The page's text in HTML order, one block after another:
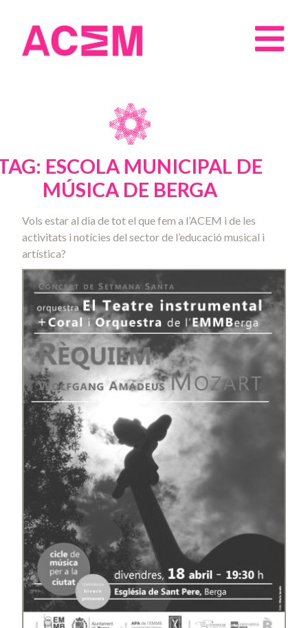
ESCOLA MUNICIPAL DE
MÚSICA DE BERGA
Vols estar al dia de tot el que fem a l’ACEM i de les
activitats i notícies del sector de l’educació musical i
artística?